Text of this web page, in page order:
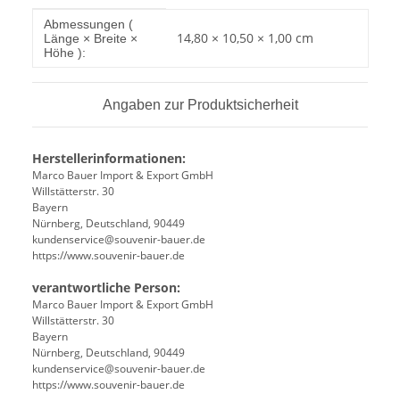
Produkteigenschaft
Wert
Abmessungen (
Länge × Breite ×
Höhe ):
14,80 × 10,50 × 1,00 cm
Angaben zur Produktsicherheit
Herstellerinformationen:
Marco Bauer Import & Export GmbH
Willstätterstr. 30
Bayern
Nürnberg, Deutschland, 90449
kundenservice@souvenir-bauer.de
https://www.souvenir-bauer.de
verantwortliche Person:
Marco Bauer Import & Export GmbH
Willstätterstr. 30
Bayern
Nürnberg, Deutschland, 90449
kundenservice@souvenir-bauer.de
https://www.souvenir-bauer.de